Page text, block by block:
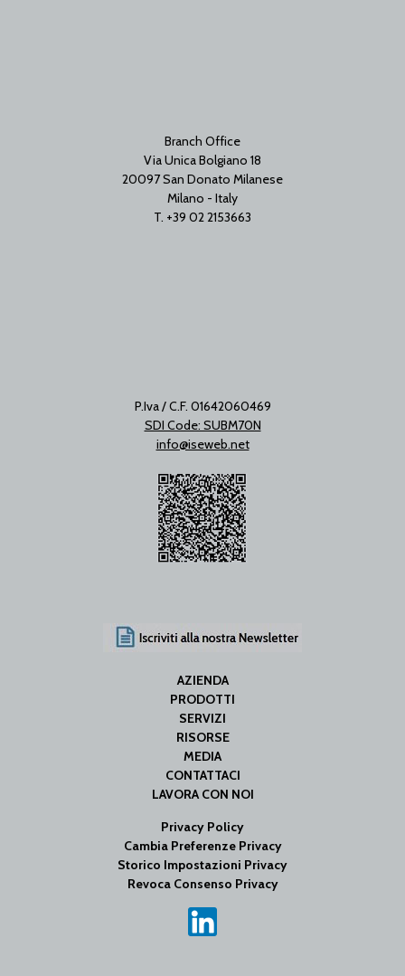
Branch Office
Via Unica Bolgiano 18
20097 San Donato Milanese
Milano - Italy
T. +39 02 2153663
P.Iva / C.F. 01642060469
SDI Code: SUBM70N
info@iseweb.net
AZIENDA
PRODOTTI
SERVIZI
RISORSE
MEDIA
CONTATTACI
LAVORA CON NOI
Privacy Policy
Cambia Preferenze Privacy
Storico Impostazioni Privacy
Revoca Consenso Privacy